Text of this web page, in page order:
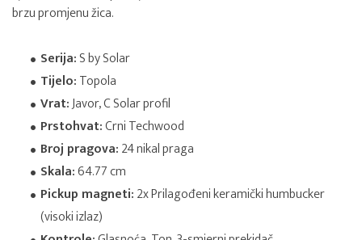
brzu promjenu žica.
Serija:S by Solar
Tijelo:Topola
Vrat:Javor, C Solar profil
Prstohvat:Crni Techwood
Broj pragova:24 nikal praga
Skala:64.77 cm
Pickup magneti:2x Prilagođeni keramički humbucker
(visoki izlaz)